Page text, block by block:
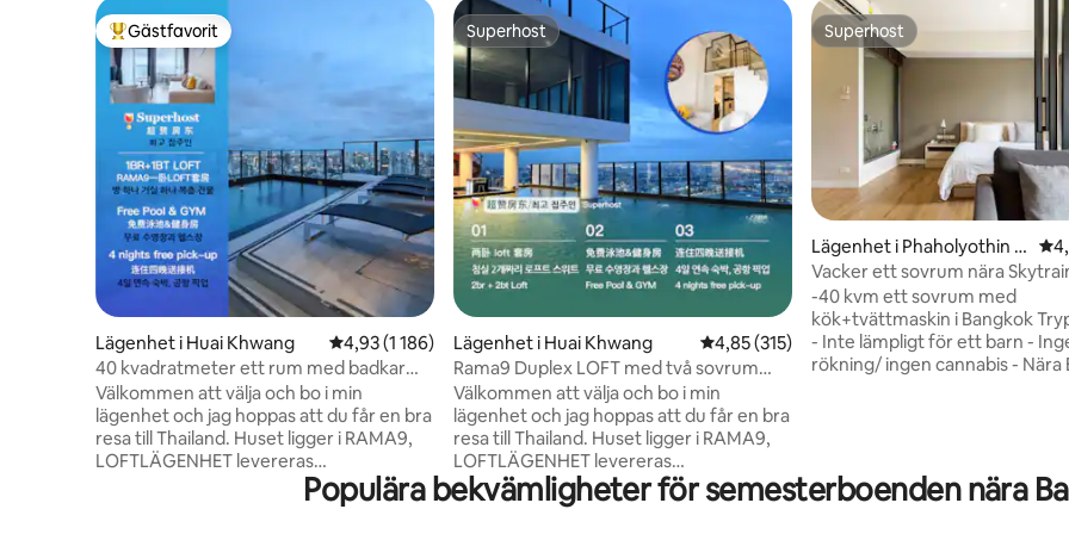
Populär gästfavorit
Gästfavorit
Lägenhet i Huai Khwang 4,93 av 5 i genomsnittligt betyg, 1 186 omdömen
4,93 (1 186)
40 kvadratmeter ett rum med badkar
balkong LOFT-D4 / bo 3 personer / tak
pool / nära RCA / nära tåg nattmarknad /
nära tonglor
Välkommen att välja och bo i min
lägenhet och jag hoppas att du får en bra
resa till Thailand. Huset ligger i RAMA9,
LOFTLÄGENHET levereras
2024.Rummet är cirka 40 kvadratmeter
stort och består av ett sovrum, ett
Superhost
Superhost
Lägenhet i Huai Khwang 4,85 av 5 i genomsnittligt betyg, 315
4,85 (315)
Rama9 Duplex LOFT med två sovrum
och badkar A1/Plats för 5
personer/Takpool/Nära RCA/Nära Tåg
Night Market/Nära Tonglor
Välkommen att välja och bo i min
lägenhet och jag hoppas att du får en bra
resa till Thailand. Huset ligger i RAMA9,
LOFTLÄGENHET levereras
2024.Rummet är ca. 70 kvm, inklusive två
sovrum, ett vardagsrum och matrum,
Superhost
Superhost
Lägenhet i Phaholyothin r
oad Phayathai
Vacker ett sovrum nära
-40 kvm ett sovrum med
kök+tvättmaskin i Bangkok
- Inte lämpligt för ett barn -
rökning/ ingen cannabis - Nära
Luftkonditionering/Wifi/TV/
Gratis bagageförvaring/
Populära bekvämligheter för semesterboenden nära